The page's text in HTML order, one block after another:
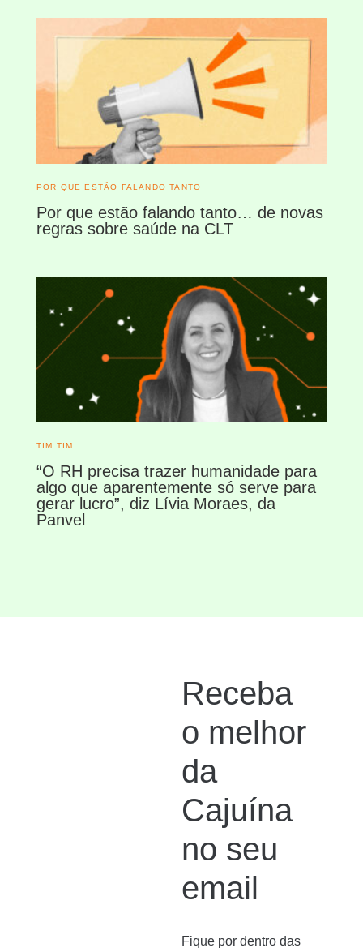
POR QUE ESTÃO FALANDO TANTO
Por que estão falando tanto… de novas
regras sobre saúde na CLT
TIM TIM
“O RH precisa trazer humanidade para
algo que aparentemente só serve para
gerar lucro”, diz Lívia Moraes, da
Panvel
Receba
o melhor
da
Cajuína
no seu
email
Fique por dentro das